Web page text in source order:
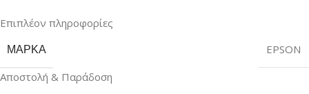
Επιπλέον πληροφορίες
ΜΆΡΚΑ
EPSON
Αποστολή & Παράδοση